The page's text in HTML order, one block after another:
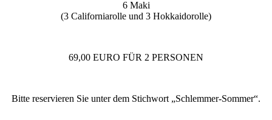
6 Maki
(3 Californiarolle und 3 Hokkaidorolle)
69,00 EURO FÜR 2 PERSONEN
Bitte reservieren Sie unter dem Stichwort „Schlemmer-Sommer“.